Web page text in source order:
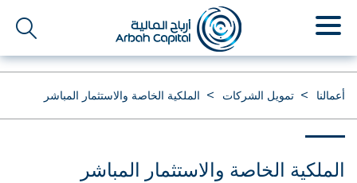
إلى
المحتوى
الرئيسي
أعمالنا تمويل الشركات الملكية الخاصة والاستثمار المباشر
الملكية الخاصة والاستثمار المباشر